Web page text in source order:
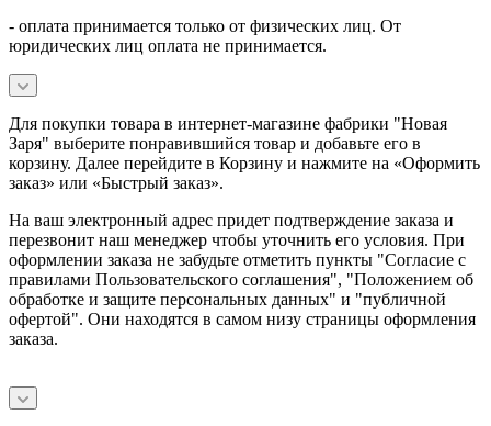
- оплата принимается только от физических лиц. От
юридических лиц оплата не принимается.
Для покупки товара в интернет-магазине фабрики "Новая
Заря" выберите понравившийся товар и добавьте его в
корзину. Далее перейдите в Корзину и нажмите на «Оформить
заказ» или «Быстрый заказ».
На ваш электронный адрес придет подтверждение заказа и
перезвонит наш менеджер чтобы уточнить его условия. При
оформлении заказа не забудьте отметить пункты "Согласие с
правилами Пользовательского соглашения", "Положением об
обработке и защите персональных данных" и "публичной
офертой". Они находятся в самом низу страницы оформления
заказа.